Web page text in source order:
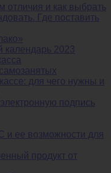
и как выбрать
Где поставить
календарь 2023
для чего нужны и
подпись
и ее возможности для
продукт от